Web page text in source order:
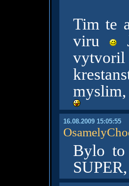
Tim te
viru
myslim,
16.08.2009 15:05:55
Bylo to